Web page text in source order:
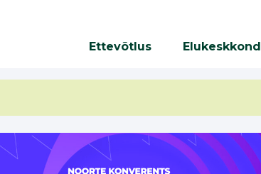
Ettevõtlus Elukeskkond